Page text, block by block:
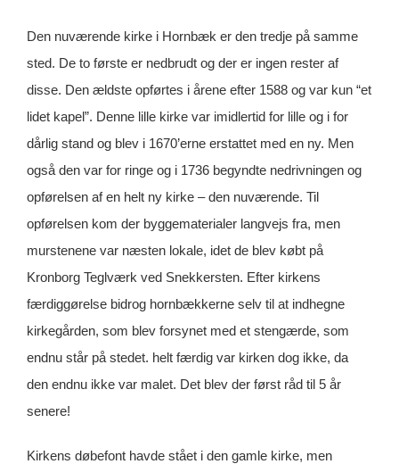
Den nuværende kirke i Hornbæk er den tredje på samme
sted. De to første er nedbrudt og der er ingen rester af
disse. Den ældste opførtes i årene efter 1588 og var kun “et
lidet kapel”. Denne lille kirke var imidlertid for lille og i for
dårlig stand og blev i 1670’erne erstattet med en ny. Men
også den var for ringe og i 1736 begyndte nedrivningen og
opførelsen af en helt ny kirke – den nuværende. Til
opførelsen kom der byggematerialer langvejs fra, men
murstenene var næsten lokale, idet de blev købt på
Kronborg Teglværk ved Snekkersten. Efter kirkens
færdiggørelse bidrog hornbækkerne selv til at indhegne
kirkegården, som blev forsynet med et stengærde, som
endnu står på stedet. helt færdig var kirken dog ikke, da
den endnu ikke var malet. Det blev der først råd til 5 år
senere!
Kirkens døbefont havde stået i den gamle kirke, men